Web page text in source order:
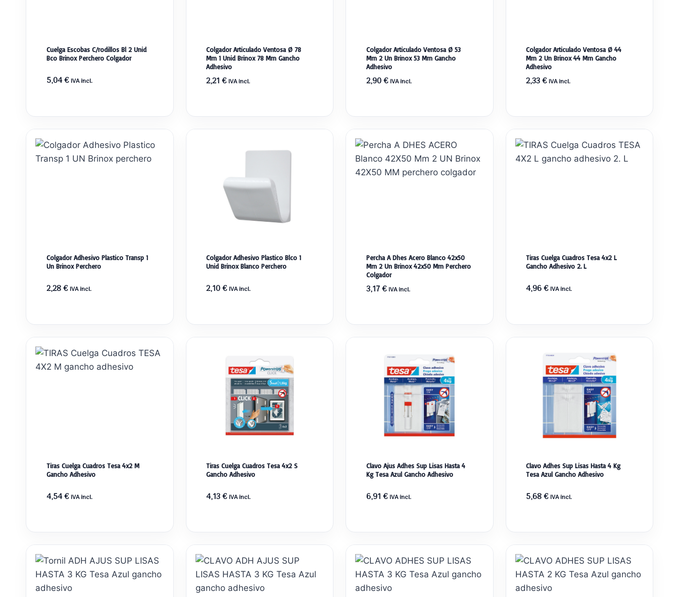
Cuelga Escobas C/rodillos Bl 2 Unid
Bco Brinox Perchero Colgador
5,04€ IVA incl.
Colgador Articulado Ventosa Ø 78
Mm 1 Unid Brinox 78 Mm Gancho
Adhesivo
2,21 € IVA incl.
Colgador Articulado Ventosa Ø 53
Mm 2 Un Brinox 53 Mm Gancho
Adhesivo
2,90€ IVA incl.
Colgador Articulado Ventosa Ø 44
Mm 2 Un Brinox 44 Mm Gancho
Adhesivo
2,33€ IVA incl.
Colgador Adhesivo Plastico Transp 1
Un Brinox Perchero
2,28€ IVA incl.
Colgador Adhesivo Plastico Blco 1
Unid Brinox Blanco Perchero
2,10€ IVA incl.
Percha A Dhes Acero Blanco 42x50
Mm 2 Un Brinox 42x50 Mm Perchero
Colgador
3,17€ IVA incl.
Tiras Cuelga Cuadros Tesa 4x2 L
Gancho Adhesivo 2. L
4,96€ IVA incl.
Tiras Cuelga Cuadros Tesa 4x2 M
Gancho Adhesivo
4,54€ IVA incl.
Tiras Cuelga Cuadros Tesa 4x2 S
Gancho Adhesivo
4,13€ IVA incl.
Clavo Ajus Adhes Sup Lisas Hasta 4
Kg Tesa Azul Gancho Adhesivo
6,91 € IVA incl.
Clavo Adhes Sup Lisas Hasta 4 Kg
Tesa Azul Gancho Adhesivo
5,68€ IVA incl.